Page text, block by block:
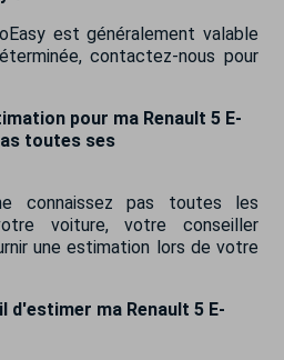
est généralement valable
contactez-nous pour
pour ma Renault 5 E-
toutes ses
connaissez pas toutes les
voiture, votre conseiller
une estimation lors de votre
d'estimer ma Renault 5 E-